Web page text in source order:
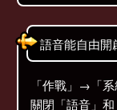
語音能自由開
「作戰」→「
關閉「語音」和